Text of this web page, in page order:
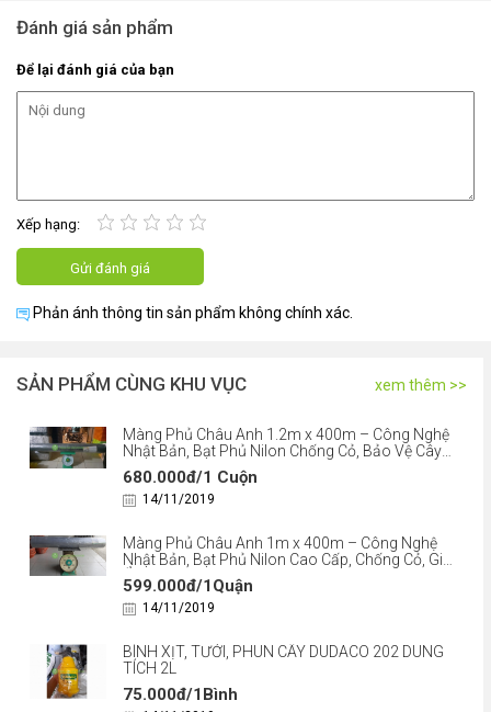
Our Role as Export Broker
We act as an
Contact & Quotation
Contact us (phone/WhatsApp: +84 976 921 489 or +84 364 364
746) to receive a quotation.
Đánh giá sản phẩm
Để lại đánh giá của bạn
Xếp hạng:
Phản ánh thông tin sản phẩm không chính xác.
SẢN PHẨM CÙNG KHU VỤC xem thêm >>
Màng Phủ Châu Anh 1.2m x 400m – Công Nghệ
Nhật Bản, Bạt Phủ Nilon Chống Cỏ, Bảo Vệ Cây
Trồng
680.000đ/1 Cuộn
14/11/2019
Màng Phủ Châu Anh 1m x 400m – Công Nghệ
Nhật Bản, Bạt Phủ Nilon Cao Cấp, Chống Cỏ, Giữ
Ẩm
599.000đ/1Quận
14/11/2019
BÌNH XỊT, TƯỚI, PHUN CÂY DUDACO 202 DUNG
TÍCH 2L
75.000đ/1Bình